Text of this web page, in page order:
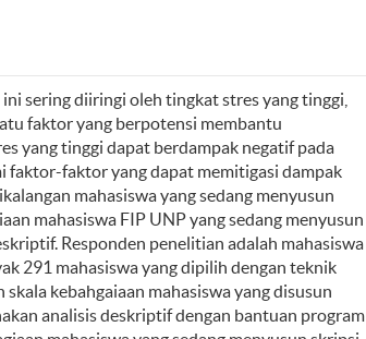
sering diiringi oleh tingkat stres yang tinggi,
faktor yang berpotensi membantu
yang tinggi dapat berdampak negatif pada
faktor-faktor yang dapat memitigasi dampak
mahasiswa yang sedang menyusun
mahasiswa FIP UNP yang sedang menyusun
Responden penelitian adalah mahasiswa
291 mahasiswa yang dipilih dengan teknik
kebahgaiaan mahasiswa yang disusun
analisis deskriptif dengan bantuan program